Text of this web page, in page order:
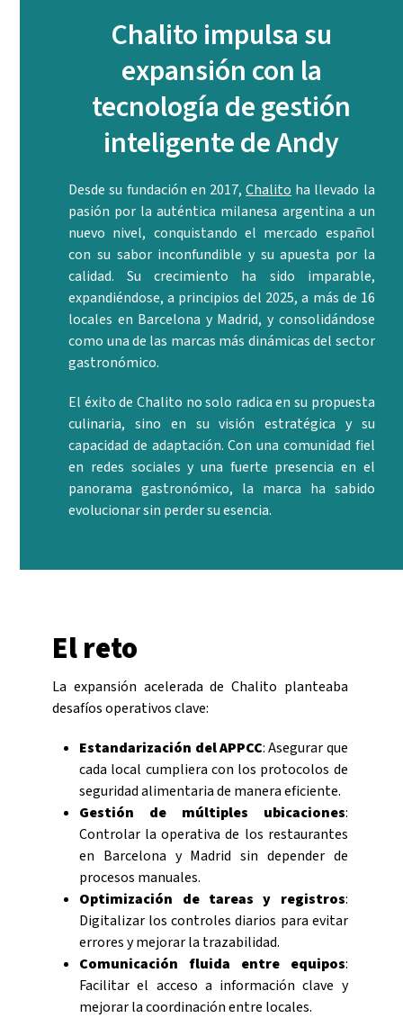
Chalito impulsa su
expansión con la
tecnología de gestión
inteligente de Andy
Desde su fundación en 2017,Chalito ha llevado la
pasión por la auténtica milanesa argentina a un
nuevo nivel, conquistando el mercado español
con su sabor inconfundible y su apuesta por la
calidad. Su crecimiento ha sido imparable,
expandiéndose, a principios del 2025, a más de 16
locales en Barcelona y Madrid, y consolidándose
como una de las marcas más dinámicas del sector
gastronómico.
El éxito de Chalito no solo radica en su propuesta
culinaria, sino en su visión estratégica y su
capacidad de adaptación. Con una comunidad fiel
en redes sociales y una fuerte presencia en el
panorama gastronómico, la marca ha sabido
evolucionar sin perder su esencia.
El reto
La expansión acelerada de Chalito planteaba
desafíos operativos clave:
Estandarización del APPCC: Asegurar que
cada local cumpliera con los protocolos de
seguridad alimentaria de manera eficiente.
Gestión de múltiples ubicaciones:
Controlar la operativa de los restaurantes
en Barcelona y Madrid sin depender de
procesos manuales.
Optimización de tareas y registros:
Digitalizar los controles diarios para evitar
errores y mejorar la trazabilidad.
Comunicación fluida entre equipos:
Facilitar el acceso a información clave y
mejorar la coordinación entre locales.